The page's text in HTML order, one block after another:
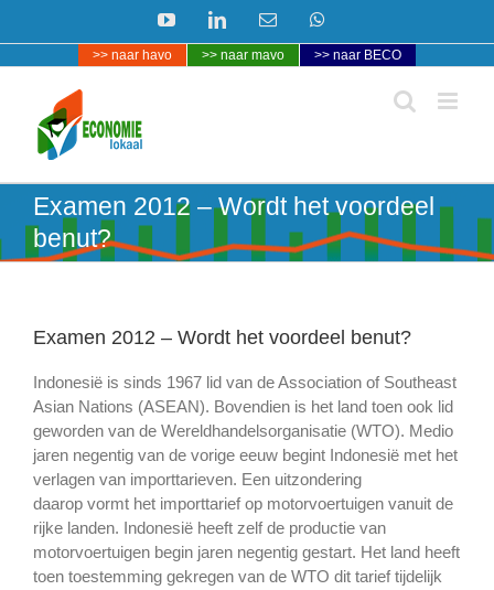
YouTubeLinkedInE-
>> naar havo >> naar mavo >> naar BECO
Examen 2012 – Wordt het voordeel
benut?
Examen 2012 – Wordt het voordeel benut?
Indonesië is sinds 1967 lid van de Association of Southeast
Asian Nations (ASEAN). Bovendien is het land toen ook lid
geworden van de Wereldhandelsorganisatie (WTO). Medio
jaren negentig van de vorige eeuw begint Indonesië met het
verlagen van importtarieven. Een uitzondering
daarop vormt het importtarief op motorvoertuigen vanuit de
rijke landen. Indonesië heeft zelf de productie van
motorvoertuigen begin jaren negentig gestart. Het land heeft
toen toestemming gekregen van de WTO dit tarief tijdelijk